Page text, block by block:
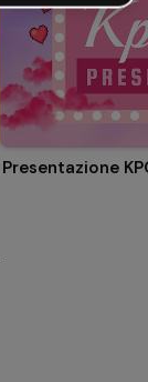
Presentazione